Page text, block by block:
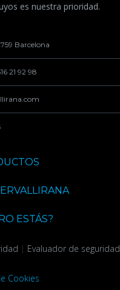
es nuestra prioridad.
Barcelona
21 92 98
ESTÁS?
| Evaluador de seguridad
Cookies